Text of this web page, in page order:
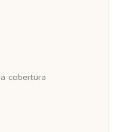
cobertura